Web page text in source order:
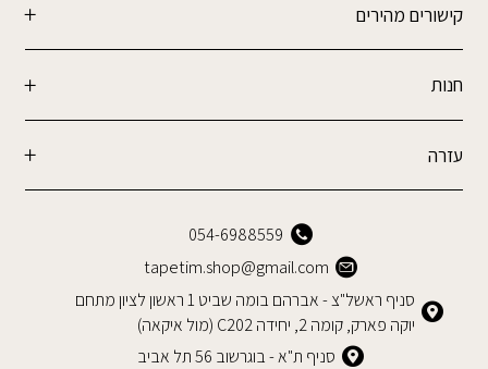
קישורים מהירים
חנות
עזרה
054-6988559
tapetim.shop@gmail.com
סניף ראשל"צ - אברהם בומה שביט 1 ראשון לציון מתחם
יוקה פארק, קומה 2, יחידה C202 (מול איקאה)
סניף ת"א - בוגרשוב 56 תל אביב